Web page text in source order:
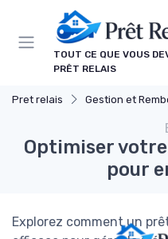
TOUT CE QUE VOUS
PRÊT RELAIS
Pret relais Gestion et
Optimiser
pour
Explorez comment un
Panneau de gestion des